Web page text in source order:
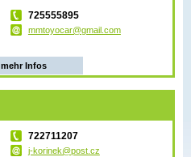
725555895
mmtoyocar@gmail.com
mehr Infos
722711207
j-korinek@post.cz